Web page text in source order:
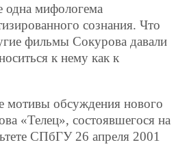
мифологема
сознания. Что
фильмы Сокурова давали
к нему как к
мотивы обсуждения нового
«Телец», состоявшегося на
СПбГУ 26 апреля 2001